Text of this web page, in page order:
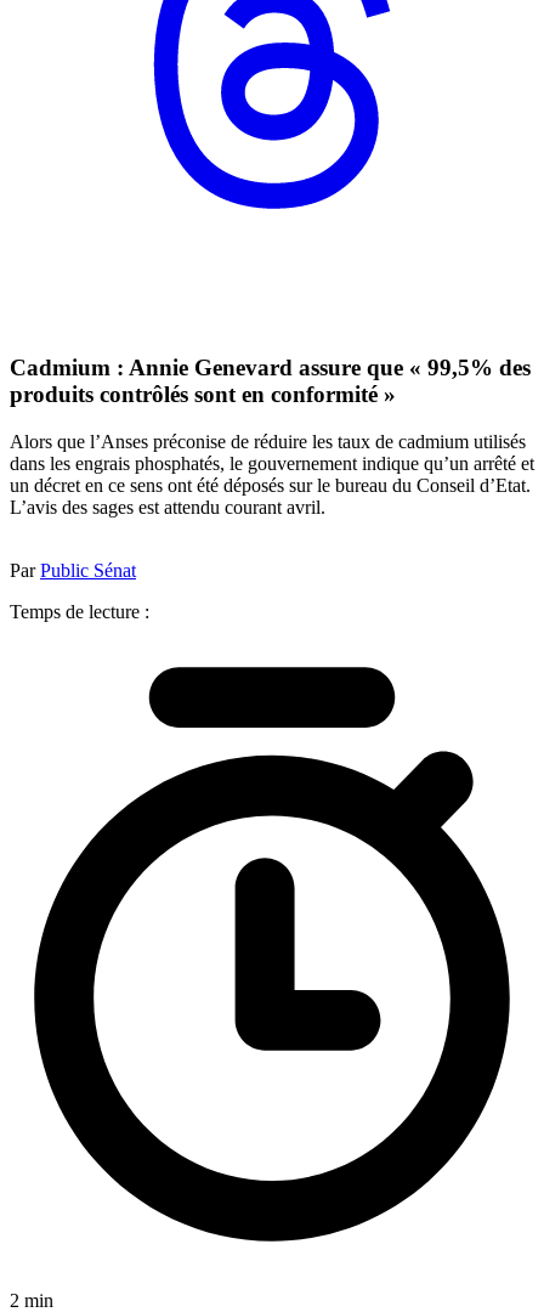
Cadmium : Annie Genevard assure que « 99,5% des
produits contrôlés sont en conformité »
Alors que l’Anses préconise de réduire les taux de cadmium utilisés
dans les engrais phosphatés, le gouvernement indique qu’un arrêté et
un décret en ce sens ont été déposés sur le bureau du Conseil d’Etat.
L’avis des sages est attendu courant avril.
ParPublic Sénat
Temps de lecture :
2 min